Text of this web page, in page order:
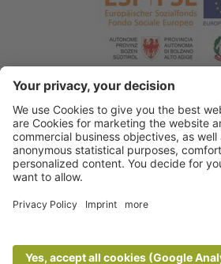
© 2026 Associazione Turistica di
Informativa privacy . Dichiarazione di
Impostazioni cookie